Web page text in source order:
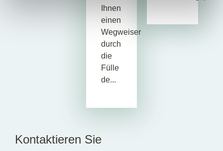
Ihnen
einen
Wegweiser
durch
die
Fülle
de...
Kontaktieren Sie